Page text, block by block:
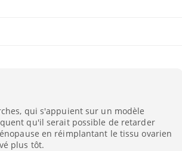
qui s'appuient sur un modèle
qu'il serait possible de retarder
en réimplantant le tissu ovarien
plus tôt.